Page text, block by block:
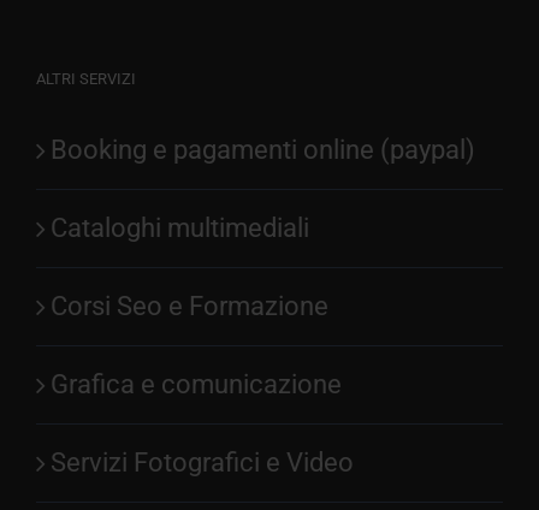
ALTRI SERVIZI
Booking e pagamenti online (paypal)
Cataloghi multimediali
Corsi Seo e Formazione
Grafica e comunicazione
Servizi Fotografici e Video